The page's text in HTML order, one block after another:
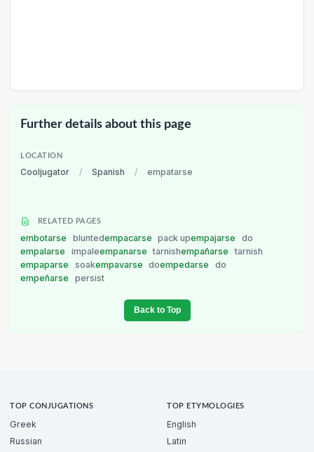
Further details about this page
LOCATION
Cooljugator / Spanish / empatarse
RELATED PAGES
embotarse bluntedempacarse pack upempajarse
do
empalarse
impaleempanarse tarnishempañarse
tarnish
empaparse
soakempavarse doempedarse
do
empeñarse
persist
Back to Top
TOP CONJUGATIONS
Greek
Russian
TOP ETYMOLOGIES
English
Latin